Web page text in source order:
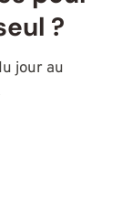
?
jour au